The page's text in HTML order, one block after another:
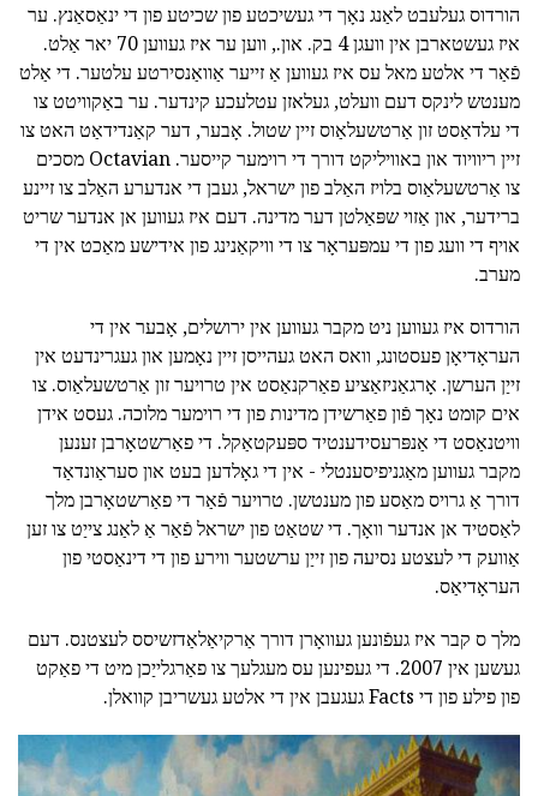
הורדוס געלעבט לאַנג נאָך די געשיכטע פון שכיטע פון די ינאַסאַנץ. ער
איז געשטארבן אין וועגן 4 בק. און., ווען ער איז געווען 70 יאר אַלט.
פֿאַר די אלטע מאל עס איז געווען אַ זייער אַוואַנסירטע עלטער. די אַלט
מענטש לינקס דעם וועלט, געלאזן עטלעכע קינדער. ער באַקוויטט צו
די עלדאַסט זון אַרטשעלאַוס זיין שטול. אָבער, דער קאַנדידאַט האט צו
זיין ריוויוד און באוויליקט דורך די רוימער קייסער. Octavian מסכים
צו אַרטשעלאַוס בלויז האַלב פון ישראל, געבן די אנדערע האַלב צו זיינע
ברידער, און אַזוי שפּאַלטן דער מדינה. דעם איז געווען אן אנדער שריט
אויף די וועג פון די עמפּעראָר צו די וויקאַנינג פון אידישע מאַכט אין די
מערב.
הורדוס איז געווען ניט מקבר געווען אין ירושלים, אָבער אין די
העראָדיאָן פעסטונג, וואס האט געהייסן זיין נאָמען און געגרינדעט אין
זייַן הערשן. אָרגאַניזאַציע פאַרקנאַסט אין טרויער זון אַרטשעלאַוס. צו
אים קומט נאָך פֿון פאַרשידן מדינות פון די רוימער מלוכה. געסט אידן
וויטנאַסט די אַנפּרעסידענטיד ספּעקטאַקל. די פאַרשטאָרבן זענען
מקבר געווען מאַגניפיסענטלי - אין די גאָלדען בעט און סעראַונדאַד
דורך אַ גרויס מאַסע פון מענטשן. טרויער פֿאַר די פאַרשטאָרבן מלך
לאַסטיד אן אנדער וואָך. די שטאַט פון ישראל פֿאַר אַ לאַנג צייַט צו זען
אַוועק די לעצטע נסיעה פון זייַן ערשטער ווירע פון די דינאַסטי פון
העראָדיאַס.
מלך ס קבר איז געפֿונען געוואָרן דורך אַרקיאַלאַדזשיסס לעצטנס. דעם
געשען אין 2007. די געפינען עס מעגלעך צו פאַרגלייַכן מיט די פאַקט
פון פילע פון די Facts געגעבן אין די אלטע געשריבן קוואלן.